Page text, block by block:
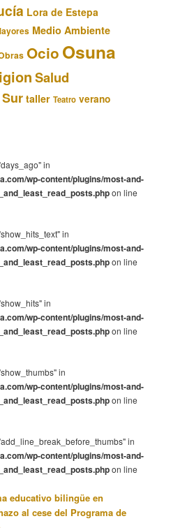
Lora de Estepa
Medio Ambiente
Ocio Osuna
Salud
taller Teatro verano
in
wp-content/plugins/most-and-
on line
in
wp-content/plugins/most-and-
on line
in
wp-content/plugins/most-and-
on line
in
wp-content/plugins/most-and-
on line
in
wp-content/plugins/most-and-
on line
educativo bilingüe en
al cese del Programa de